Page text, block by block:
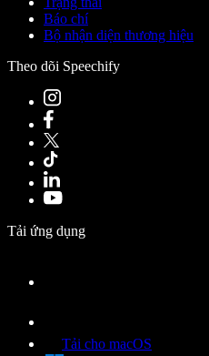
Báo chí
Bộ nhận diện thương hiệu
Theo dõi Speechify
Tải ứng dụng
Tải cho macOS